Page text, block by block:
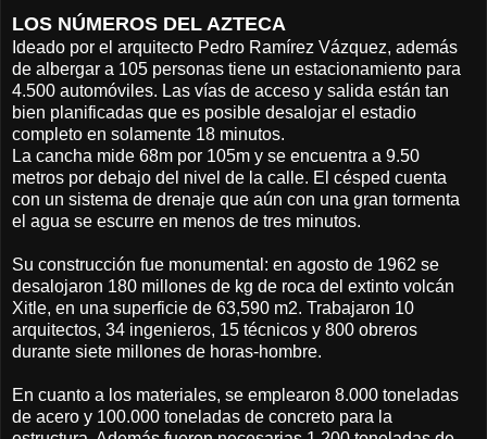
LOS NÚMEROS DEL AZTECA
Ideado por el arquitecto Pedro Ramírez Vázquez, además
de albergar a 105 personas tiene un estacionamiento para
4.500 automóviles. Las vías de acceso y salida están tan
bien planificadas que es posible desalojar el estadio
completo en solamente 18 minutos.
La cancha mide 68m por 105m y se encuentra a 9.50
metros por debajo del nivel de la calle. El césped cuenta
con un sistema de drenaje que aún con una gran tormenta
el agua se escurre en menos de tres minutos.
Su construcción fue monumental: en agosto de 1962 se
desalojaron 180 millones de kg de roca del extinto volcán
Xitle, en una superficie de 63,590 m2. Trabajaron 10
arquitectos, 34 ingenieros, 15 técnicos y 800 obreros
durante siete millones de horas-hombre.
En cuanto a los materiales, se emplearon 8.000 toneladas
de acero y 100.000 toneladas de concreto para la